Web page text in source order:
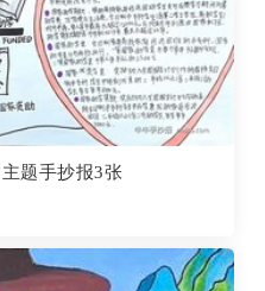
题手抄报3张